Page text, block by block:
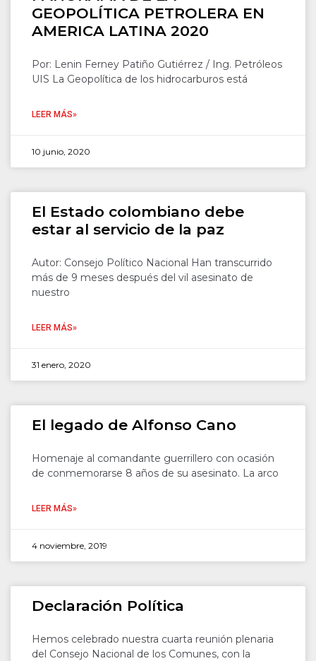
GEOPOLÍTICA PETROLERA EN
AMERICA LATINA 2020
Por: Lenin Ferney Patiño Gutiérrez / Ing. Petróleos
UIS La Geopolítica de los hidrocarburos está
LEER MÁS»
10 junio, 2020
El Estado colombiano debe
estar al servicio de la paz
Autor: Consejo Político Nacional Han transcurrido
más de 9 meses después del vil asesinato de
nuestro
LEER MÁS»
31 enero, 2020
El legado de Alfonso Cano
Homenaje al comandante guerrillero con ocasión
de conmemorarse 8 años de su asesinato. La arco
LEER MÁS»
4 noviembre, 2019
Declaración Política
Hemos celebrado nuestra cuarta reunión plenaria
del Consejo Nacional de los Comunes, con la